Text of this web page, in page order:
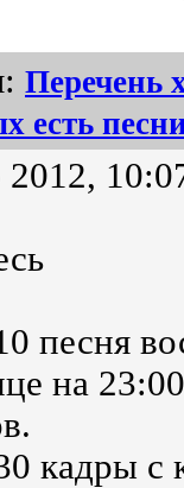
Перечень
есть
2012,
песня
на
кадры с